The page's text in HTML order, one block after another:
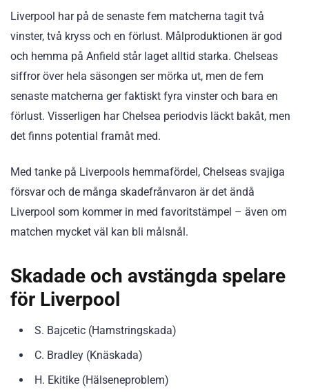
Liverpool har på de senaste fem matcherna tagit två
vinster, två kryss och en förlust. Målproduktionen är god
och hemma på Anfield står laget alltid starka. Chelseas
siffror över hela säsongen ser mörka ut, men de fem
senaste matcherna ger faktiskt fyra vinster och bara en
förlust. Visserligen har Chelsea periodvis läckt bakåt, men
det finns potential framåt med.
Med tanke på Liverpools hemmafördel, Chelseas svajiga
försvar och de många skadefrånvaron är det ändå
Liverpool som kommer in med favoritstämpel – även om
matchen mycket väl kan bli målsnål.
Skadade och avstängda spelare
för Liverpool
S. Bajcetic (Hamstringskada)
C. Bradley (Knäskada)
H. Ekitike (Hälseneproblem)